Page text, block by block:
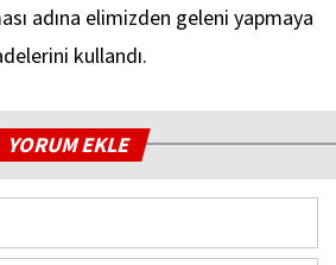
adına elimizden geleni yapmaya
kullandı.
YORUM EKLE